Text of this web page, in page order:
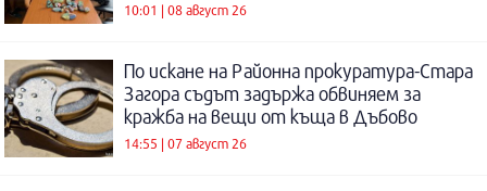
10:01 | 08 август 26
По искане на Районна прокуратура-Стара
Загора съдът задържа обвиняем за
кражба на вещи от къща в Дъбово
14:55 | 07 август 26